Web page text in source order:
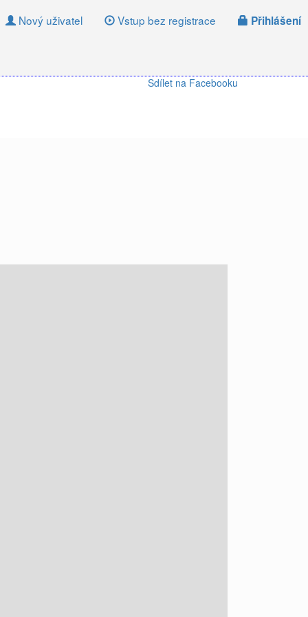
Nový uživatel Vstup bez registrace Přihlášení
Sdílet na Facebooku